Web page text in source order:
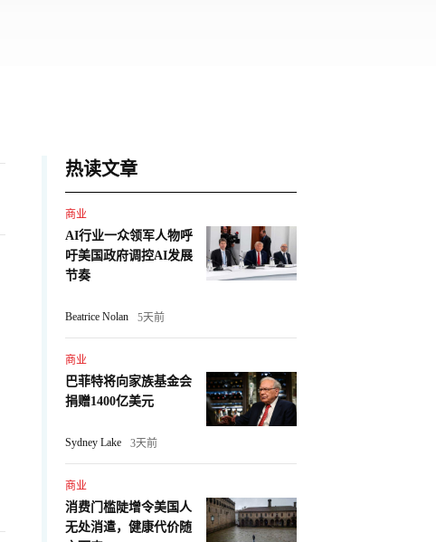
热读文章
商业
AI行业一众领军人物呼
吁美国政府调控AI发展
节奏
Beatrice Nolan 5天前
商业
巴菲特将向家族基金会
捐赠1400亿美元
Sydney Lake 3天前
商业
消费门槛陡增令美国人
无处消遣，健康代价随